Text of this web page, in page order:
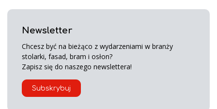
Newsletter
Chcesz być na bieżąco z wydarzeniami w branży
stolarki, fasad, bram i osłon?
Zapisz się do naszego newslettera!
Subskrybuj